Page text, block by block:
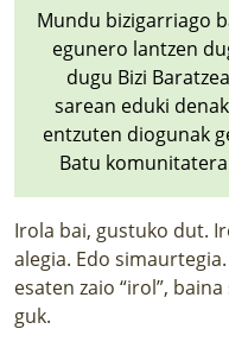
Mundu bizigarriago
egunero lantzen
dugu Bizi
sarean eduki
entzuten diogunak
Batu
Irola bai, gustuko dut.
alegia. Edo
esaten zaio “irol”,
guk.